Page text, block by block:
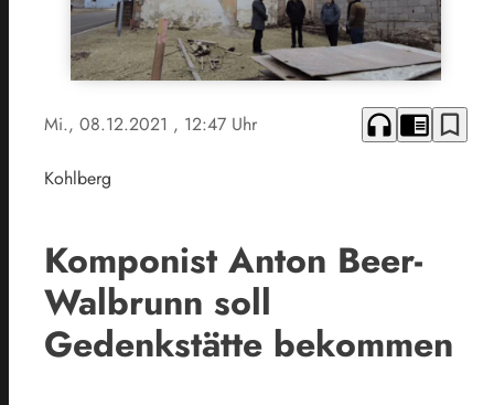
Mi., 08.12.2021 , 12:47 Uhr headphones chrome_reader_mode bookmark_border
Kohlberg
Komponist Anton Beer-
Walbrunn soll
Gedenkstätte bekommen